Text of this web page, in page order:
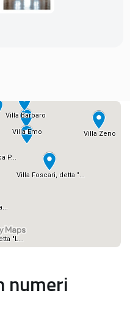
numeri